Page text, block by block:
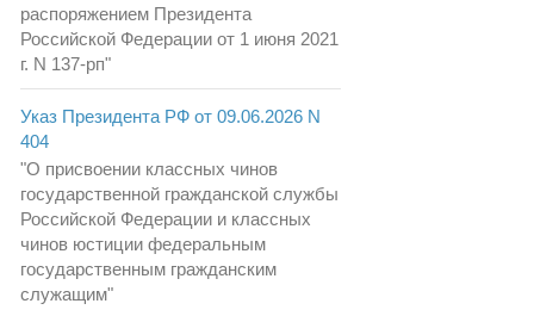
распоряжением Президента
Российской Федерации от 1 июня 2021
г. N 137-рп"
Указ Президента РФ от 09.06.2026 N
404
"О присвоении классных чинов
государственной гражданской службы
Российской Федерации и классных
чинов юстиции федеральным
государственным гражданским
служащим"